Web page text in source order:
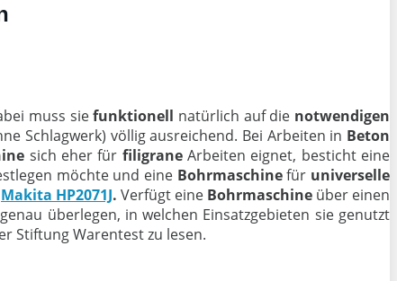
muss siefunktionell natürlich auf die notwendigen
Schlagwerk) völlig ausreichend. Bei Arbeiten in Beton
sich eher für filigraneArbeiten eignet, besticht eine
möchte und eine Bohrmaschinefür universelle
Makita HP2071J. Verfügt eine Bohrmaschine über einen
überlegen, in welchen Einsatzgebieten sie genutzt
Stiftung Warentest zu lesen.